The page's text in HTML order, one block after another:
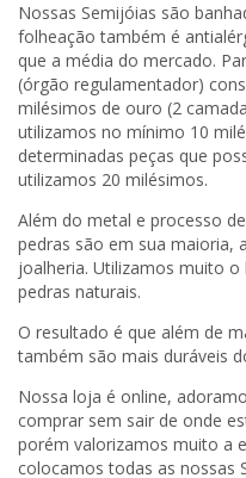
Nossas Semijóias são
folheação também é
que a média do mercado.
(órgão regulamentador)
milésimos de ouro (2
utilizamos no mínimo 10
determinadas peças que
utilizamos 20 milésimos.
Além do metal e processo
pedras são em sua maioria,
joalheria. Utilizamos muito
pedras naturais.
O resultado é que além de
também são mais duráveis
Nossa loja é online,
comprar sem sair de onde
porém valorizamos muito a
colocamos todas as nossas